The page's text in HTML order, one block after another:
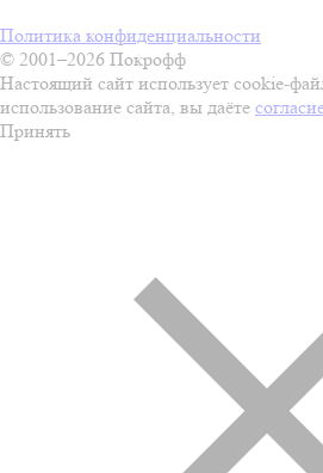
Политика конфиденциальности
© 2001–2026 Покрофф
Настоящий сайт использует cookie-
использование сайта, вы даёте
Принять